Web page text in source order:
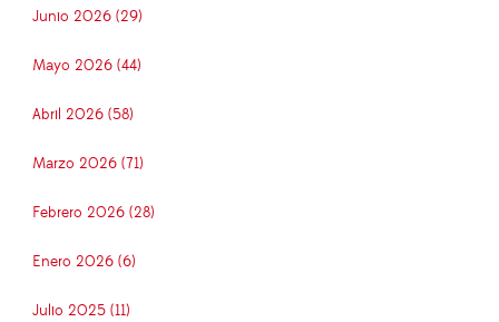
Junio 2026 (29)
Mayo 2026 (44)
Abril 2026 (58)
Marzo 2026 (71)
Febrero 2026 (28)
Enero 2026 (6)
Julio 2025 (11)